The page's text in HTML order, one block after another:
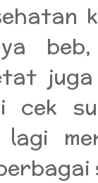
juga
cek